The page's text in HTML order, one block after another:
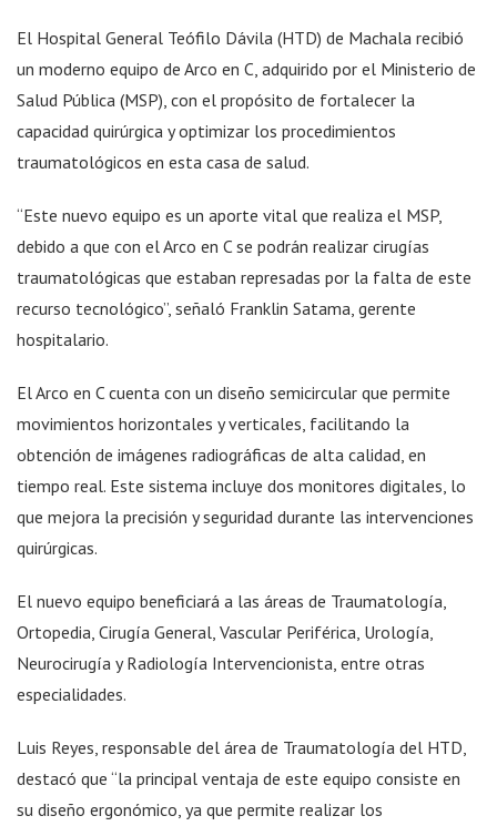
El Hospital General Teófilo Dávila (HTD) de Machala recibió
un moderno equipo de Arco en C, adquirido por el Ministerio de
Salud Pública (MSP), con el propósito de fortalecer la
capacidad quirúrgica y optimizar los procedimientos
traumatológicos en esta casa de salud.
“Este nuevo equipo es un aporte vital que realiza el MSP,
debido a que con el Arco en C se podrán realizar cirugías
traumatológicas que estaban represadas por la falta de este
recurso tecnológico”, señaló Franklin Satama, gerente
hospitalario.
El Arco en C cuenta con un diseño semicircular que permite
movimientos horizontales y verticales, facilitando la
obtención de imágenes radiográficas de alta calidad, en
tiempo real. Este sistema incluye dos monitores digitales, lo
que mejora la precisión y seguridad durante las intervenciones
quirúrgicas.
El nuevo equipo beneficiará a las áreas de Traumatología,
Ortopedia, Cirugía General, Vascular Periférica, Urología,
Neurocirugía y Radiología Intervencionista, entre otras
especialidades.
Luis Reyes, responsable del área de Traumatología del HTD,
destacó que “la principal ventaja de este equipo consiste en
su diseño ergonómico, ya que permite realizar los